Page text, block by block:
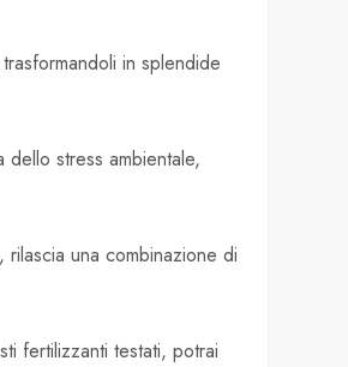
in splendide
stress ambientale,
una combinazione di
fertilizzanti testati, potrai